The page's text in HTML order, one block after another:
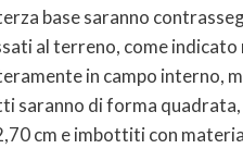
base saranno
al terreno, come indicato
in campo interno,
saranno di forma
cm e imbottiti con